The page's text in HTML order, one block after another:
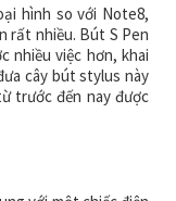
hình so với Note8,
rất nhiều. Bút S Pen
nhiều việc hơn, khai
cây bút stylus này
trước đến nay được